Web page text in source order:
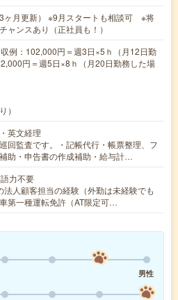
ヶ月更新） ※9月スタートも相談可 ※将
ャンスあり（正社員も！）
例：102,000円＝週3日×5ｈ（月12日勤
円＝週5日×8ｈ（月20日勤務した場
）
英文経理
回監査です。・記帳代行・帳票整理、フ
助・申告書の作成補助・給与計…
力不要
法人顧客担当の経験（外勤は未経験でも
第一種運転免許（AT限定可…
男性